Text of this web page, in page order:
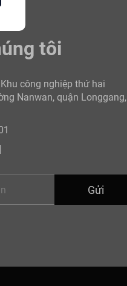
tôi
công nghiệp thứ hai
Nanwan, quận Longgang,
Gửi